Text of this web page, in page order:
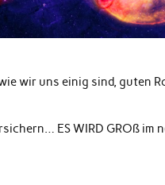
wir uns einig sind, guten
ES WIRD GROß im